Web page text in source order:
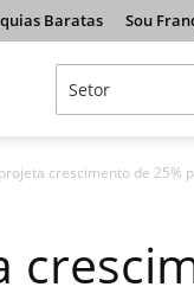
Baratas Sou
crescimento de 25%